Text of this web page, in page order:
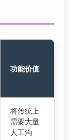
功能价值
将传统上
需要大量
人工沟